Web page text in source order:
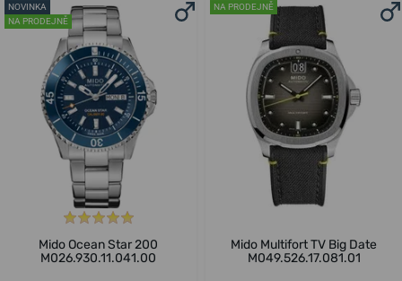
NOVINKA
NA PRODEJNĚ
Mido Ocean Star 200
M026.930.11.041.00
NA PRODEJNĚ
Mido Multifort TV Big Date
M049.526.17.081.01